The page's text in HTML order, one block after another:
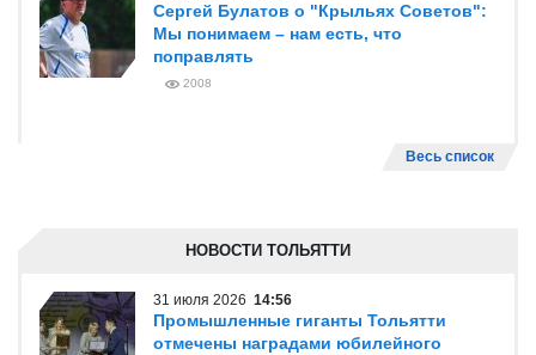
Сергей Булатов о "Крыльях Советов":
Мы понимаем – нам есть, что
поправлять
2008
Весь список
НОВОСТИ ТОЛЬЯТТИ
31 июля 2026 14:56
Промышленные гиганты Тольятти
отмечены наградами юбилейного